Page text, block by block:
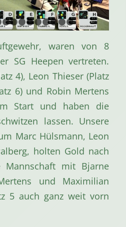
1 2 3 4 5 6 7 8 9 10111213
waren von 8
SG Heepen vertreten.
4), Leon Thieser (Platz
6) und Robin Mertens
Start und haben die
lassen. Unsere
Marc Hülsmann, Leon
holten Gold nach
Mannschaft mit Bjarne
und Maximilian
5 auch ganz weit vorn